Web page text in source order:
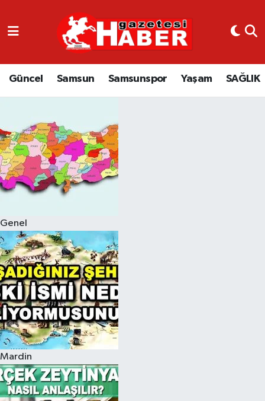
Güncel Samsun Samsunspor Yaşam SAĞLIK
Genel
Mardin
GÜNCEL
SAMSUN
EKONOMİ
YAŞAM